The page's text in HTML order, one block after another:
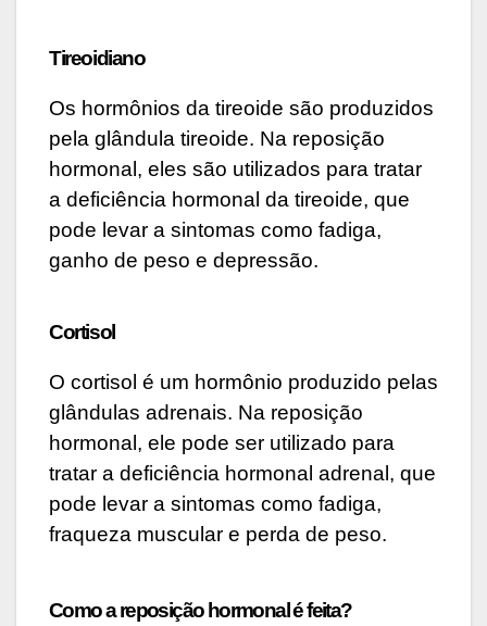
Tireoidiano
Os hormônios da tireoide são produzidos
pela glândula tireoide. Na reposição
hormonal, eles são utilizados para tratar
a deficiência hormonal da tireoide, que
pode levar a sintomas como fadiga,
ganho de peso e depressão.
Cortisol
O cortisol é um hormônio produzido pelas
glândulas adrenais. Na reposição
hormonal, ele pode ser utilizado para
tratar a deficiência hormonal adrenal, que
pode levar a sintomas como fadiga,
fraqueza muscular e perda de peso.
Como a reposição hormonal é feita?